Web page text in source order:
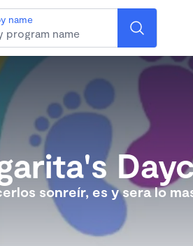
name
sonreír, es y sera lo